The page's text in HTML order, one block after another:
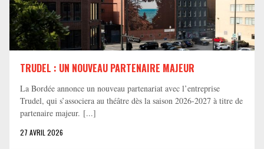
TRUDEL : UN NOUVEAU PARTENAIRE MAJEUR
La Bordée annonce un nouveau partenariat avec l’entreprise
Trudel, qui s’associera au théâtre dès la saison 2026-2027 à titre de
partenaire majeur. [...]
27 AVRIL 2026